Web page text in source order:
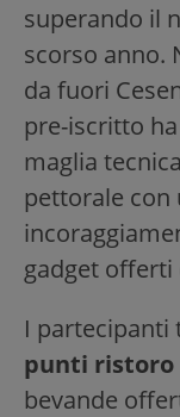
superando il
scorso anno.
da fuori
pre-iscritto
maglia
pettorale con
gadget offerti
I partecipanti
punti ristoro
bevande